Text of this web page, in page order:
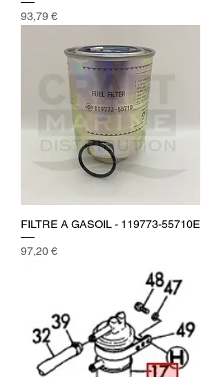
Prix
93,79 €
FILTRE A GASOIL - 119773-55710E
Prix
97,20 €